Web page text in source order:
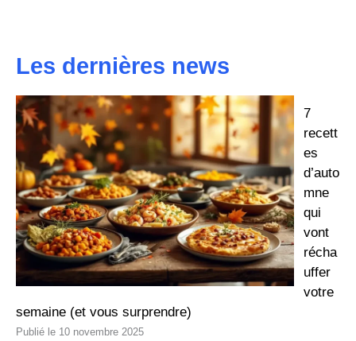
Les dernières news
7
recett
es
d’auto
mne
qui
vont
récha
uffer
votre
semaine (et vous surprendre)
10 novembre 2025